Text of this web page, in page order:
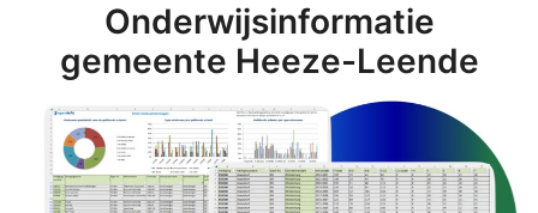
Onderwijsinformatie
gemeente Heeze-Leende